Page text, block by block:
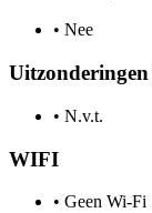
• Nee
• N.v.t.
WIFI
• Geen Wi-Fi